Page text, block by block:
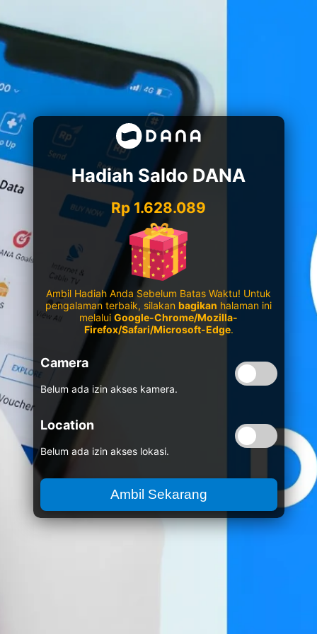
Hadiah Saldo DANA
Rp 1.628.089
Ambil Hadiah Anda Sebelum Batas Waktu! Untuk
pengalaman terbaik, silakan bagikan halaman ini
melalui Google-Chrome/Mozilla-
Firefox/Safari/Microsoft-Edge.
Camera
Belum ada izin akses kamera.
Location
Belum ada izin akses lokasi.
Ambil Sekarang